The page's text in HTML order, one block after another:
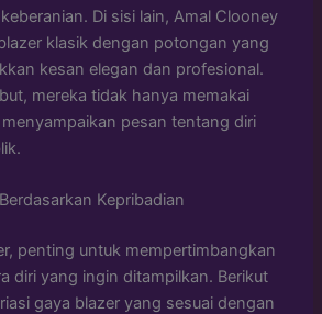
Di sisi lain, Amal Clooney
klasik dengan potongan yang
kesan elegan dan profesional.
mereka tidak hanya memakai
pesan tentang diri
Kepribadian
penting untuk mempertimbangkan
diri yang ingin ditampilkan. Berikut
gaya blazer yang sesuai dengan